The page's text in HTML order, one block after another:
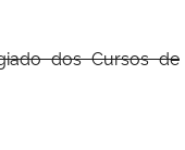
dos Cursos de